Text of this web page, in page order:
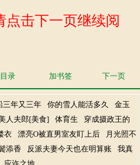
点击下一页继续阅
目录 加书签 下一页
三年又三年 你的雪人能活多久
金玉
人夫郎[美食] 体育生
穿成摄政王的
衣 漂亮O被直男室友盯上后
月光照不
添香 反派夫妻今天也在明算账
我真